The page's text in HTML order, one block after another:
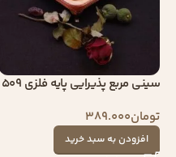
سینی مربع پذیرایی پایه فلزی 509
تومان389.000
افزودن به سبد خرید